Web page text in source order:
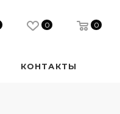
0 0
КОНТАКТЫ